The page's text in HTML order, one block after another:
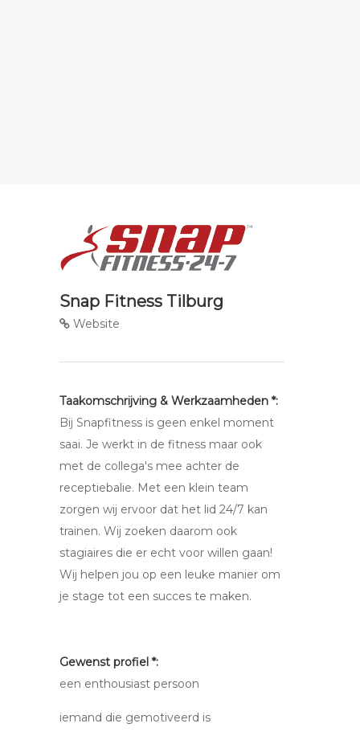
Snap Fitness Tilburg
Website
Taakomschrijving & Werkzaamheden *:
Bij Snapfitness is geen enkel moment
saai. Je werkt in de fitness maar ook
met de collega's mee achter de
receptiebalie. Met een klein team
zorgen wij ervoor dat het lid 24/7 kan
trainen. Wij zoeken daarom ook
stagiaires die er echt voor willen gaan!
Wij helpen jou op een leuke manier om
je stage tot een succes te maken.
Gewenst profiel *:
een enthousiast persoon
iemand die gemotiveerd is